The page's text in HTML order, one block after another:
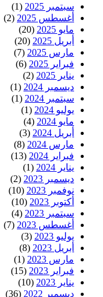
سبتمبر 2025
(1)
أغسطس 2025
(2)
مايو 2025
(20)
أبريل 2025
(20)
مارس 2025
(7)
فبراير 2025
(6)
يناير 2025
(2)
ديسمبر 2024
(1)
سبتمبر 2024
(1)
يوليو 2024
(1)
مايو 2024
(4)
أبريل 2024
(3)
مارس 2024
(8)
فبراير 2024
(13)
يناير 2024
(1)
ديسمبر 2023
(2)
نوفمبر 2023
(10)
أكتوبر 2023
(10)
سبتمبر 2023
(4)
أغسطس 2023
(7)
يوليو 2023
(3)
أبريل 2023
(8)
مارس 2023
(1)
فبراير 2023
(15)
يناير 2023
(10)
ديسمبر 2022
(36)